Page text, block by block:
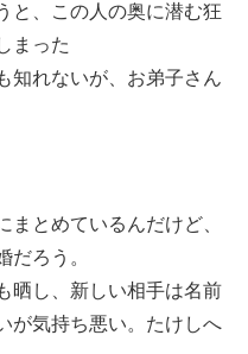
と、この人の奥に潜む狂
まった
知れないが、お弟子さん
とめているんだけど、
だろう。
晒し、新しい相手は名前
が気持ち悪い。たけしへ